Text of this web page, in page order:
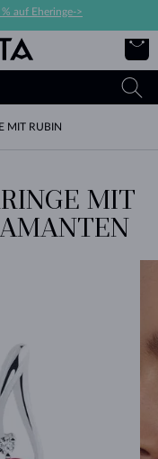
auf Eheringe->
MIT RUBIN
MIT R